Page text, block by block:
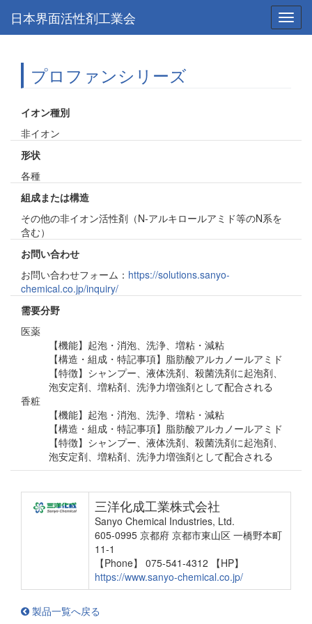
日本界面活性剤工業会
プロファンシリーズ
イオン種別
非イオン
形状
各種
組成または構造
その他の非イオン活性剤（N-アルキロールアミド等のN系を
含む）
お問い合わせ
お問い合わせフォーム： https://solutions.sanyo-
chemical.co.jp/inquiry/
需要分野
医薬
【機能】起泡・消泡、洗浄、増粘・減粘
【構造・組成・特記事項】脂肪酸アルカノールアミド
【特徴】シャンプー、液体洗剤、殺菌洗剤に起泡剤、
泡安定剤、増粘剤、洗浄力増強剤として配合される
香粧
【機能】起泡・消泡、洗浄、増粘・減粘
【構造・組成・特記事項】脂肪酸アルカノールアミド
【特徴】シャンプー、液体洗剤、殺菌洗剤に起泡剤、
泡安定剤、増粘剤、洗浄力増強剤として配合される
三洋化成工業株式会社
Sanyo Chemical Industries, Ltd.
605-0995 京都府 京都市東山区 一橋野本町
11-1
【Phone】 075-541-4312
【HP】
https://www.sanyo-chemical.co.jp/
製品一覧へ戻る